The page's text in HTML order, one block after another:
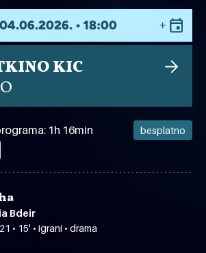
• 18:00
KIC
1h 16min
besplatno
Bdeir
• 15' • igrani • drama